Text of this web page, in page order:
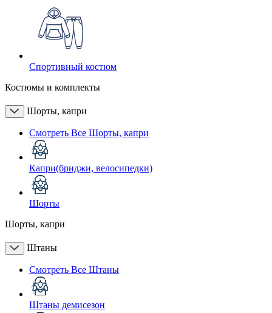
Спортивный костюм
Костюмы и комплекты
Шорты, капри
Смотреть Все Шорты, капри
Капри(бриджи, велосипедки)
Шорты
Шорты, капри
Штаны
Смотреть Все Штаны
Штаны демисезон